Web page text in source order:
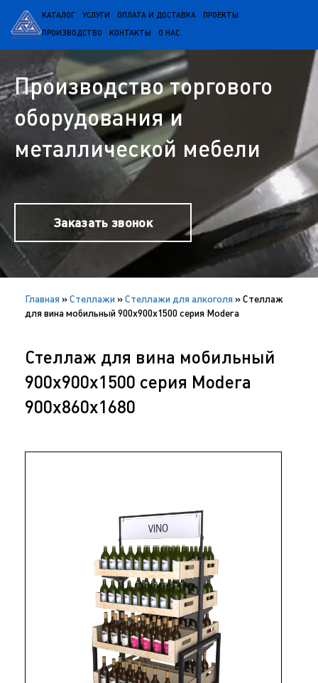
КАТАЛОГ УСЛУГИ ОПЛАТА И ДОСТАВКА ПРОЕКТЫ
ПРОИЗВОДСТВО КОНТАКТЫ О НАС
Производство торгового
оборудования и
металлической мебели
Заказать звонок
Главная »Cтеллажи »Стеллажи для алкоголя »Стеллаж
для вина мобильный 900х900х1500 серия Modera
Стеллаж для вина мобильный
900х900х1500 серия Modera
900x860x1680